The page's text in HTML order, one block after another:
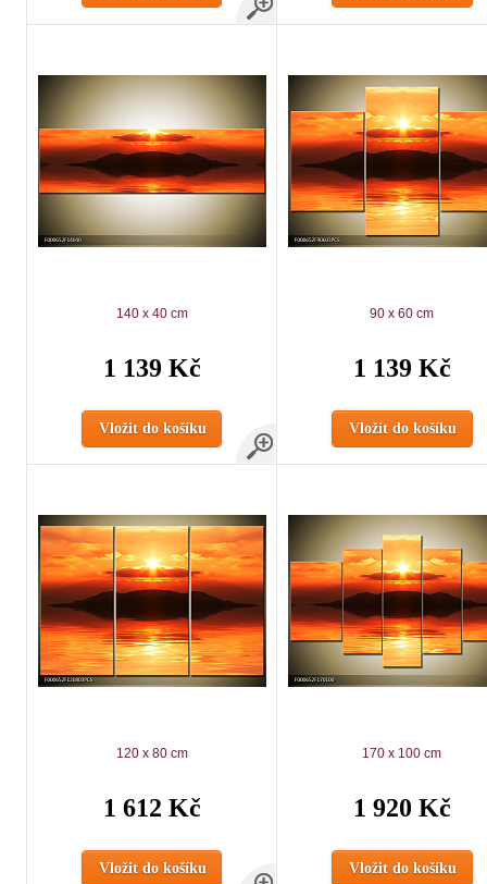
140 x 40 cm
1 139 Kč
Vložit do košíku
90 x 60 cm
1 139 Kč
Vložit do košíku
120 x 80 cm
1 612 Kč
Vložit do košíku
170 x 100 cm
1 920 Kč
Vložit do košíku